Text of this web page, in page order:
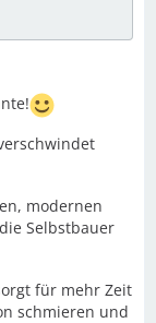
modernen
Selbstbauer
für mehr Zeit
schmieren und